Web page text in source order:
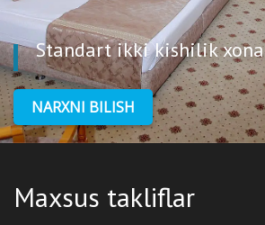
Standart ikki kishilik xona
NARXNI BILISH
Maxsus takliflar